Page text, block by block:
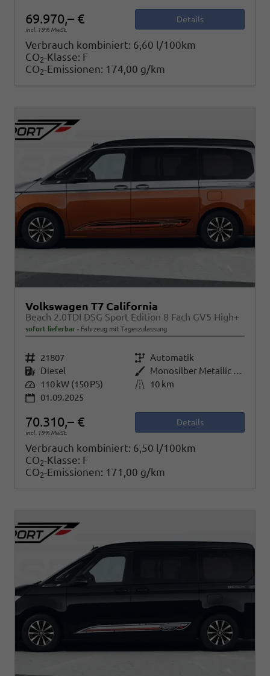
69.970,– €
incl. 19% MwSt.
Details
Verbrauch kombiniert: 6,60 l/100km
CO2-Klasse: F
CO2-Emissionen: 174,00 g/km
Volkswagen T7 California
Beach 2.0TDI DSG Sport Edition 8 Fach GV5 High+
sofort lieferbar Fahrzeug mit Tageszulassung
Fahrzeugnr. 21807 Getriebe Automatik
Kraftstoff Diesel Außenfarbe
Monosilber Metallic / Energeticorange Metallic Dach Schwarz
Leistung 110 kW (150 PS) Kilometerstand
10 km
01.09.2025
70.310,– €
incl. 19% MwSt.
Details
Verbrauch kombiniert: 6,50 l/100km
CO2-Klasse: F
CO2-Emissionen: 171,00 g/km